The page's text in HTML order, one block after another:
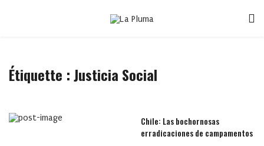
Étiquette :Justicia Social
Chile: Las bochornosas
erradicaciones de campamentos